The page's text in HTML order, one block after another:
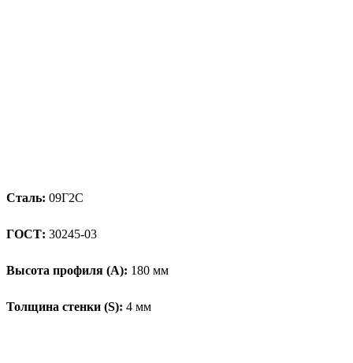
Сталь: 09Г2С
ГОСТ: 30245-03
Высота профиля (А): 180 мм
Толщина стенки (S): 4 мм